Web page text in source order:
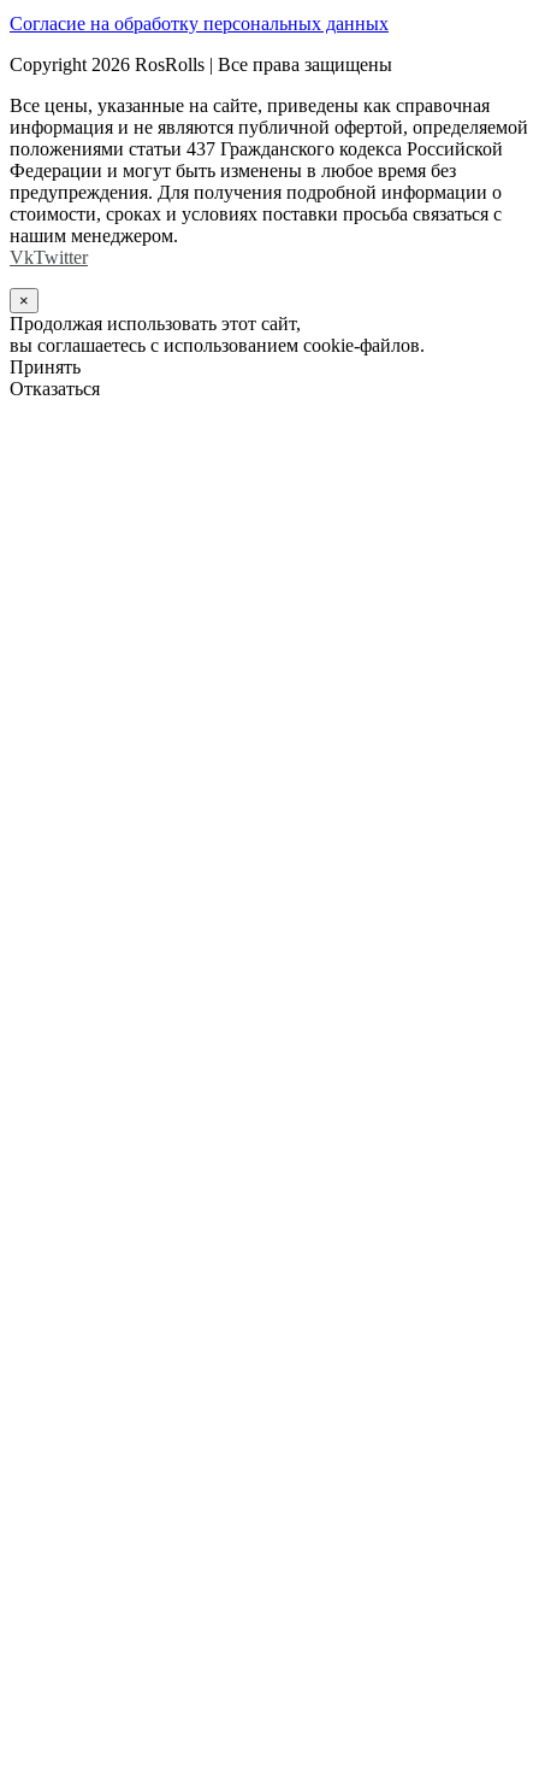
Согласие на обработку персональных данных
Copyright 2026 RosRolls | Все права защищены
Все цены, указанные на сайте, приведены как справочная
информация и не являются публичной офертой, определяемой
положениями статьи 437 Гражданского кодекса Российской
Федерации и могут быть изменены в любое время без
предупреждения. Для получения подробной информации о
стоимости, сроках и условиях поставки просьба связаться с
нашим менеджером.
VkTwitter
×
Продолжая использовать этот сайт,
вы соглашаетесь с использованием cookie-файлов.
Принять
Отказаться